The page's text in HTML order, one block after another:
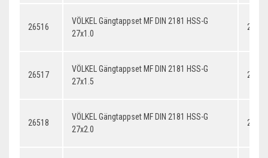
26516
VÖLKEL Gängtappset MF DIN 2181 HSS-G
27x1.0
26517
VÖLKEL Gängtappset MF DIN 2181 HSS-G
27x1.5
26518
VÖLKEL Gängtappset MF DIN 2181 HSS-G
27x2.0